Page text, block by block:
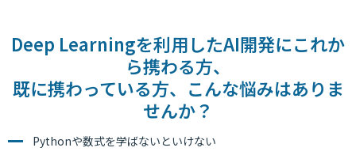
Deep Learningを利用したAI開発にこれか
ら携わる方、
既に携わっている方、こんな悩みはありま
せんか？
Pythonや数式を学ばないといけない